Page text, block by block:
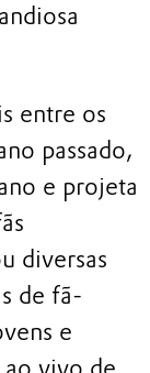
entre os
passado,
e projeta
diversas
de fã-
e